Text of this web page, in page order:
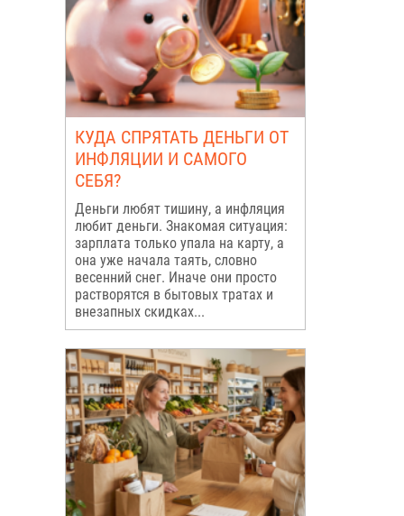
КУДА СПРЯТАТЬ ДЕНЬГИ ОТ
ИНФЛЯЦИИ И САМОГО
СЕБЯ?
Деньги любят тишину, а инфляция
любит деньги. Знакомая ситуация:
зарплата только упала на карту, а
она уже начала таять, словно
весенний снег. Иначе они просто
растворятся в бытовых тратах и
внезапных скидках...